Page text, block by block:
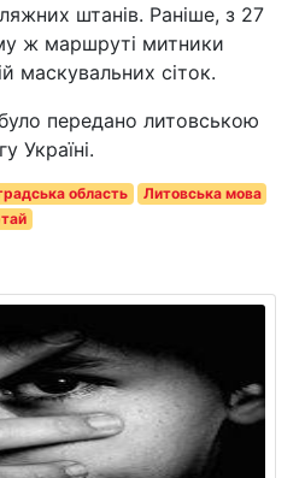
штанів. Раніше, з 27
ж маршруті митники
маскувальних сіток.
передано литовською
Україні.
область
Литовська мова